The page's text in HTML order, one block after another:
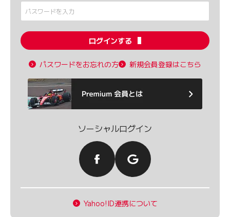
ログインする
パスワードをお忘れの方 新規会員登録はこちら
ソーシャルログイン
Yahoo!ID連携について